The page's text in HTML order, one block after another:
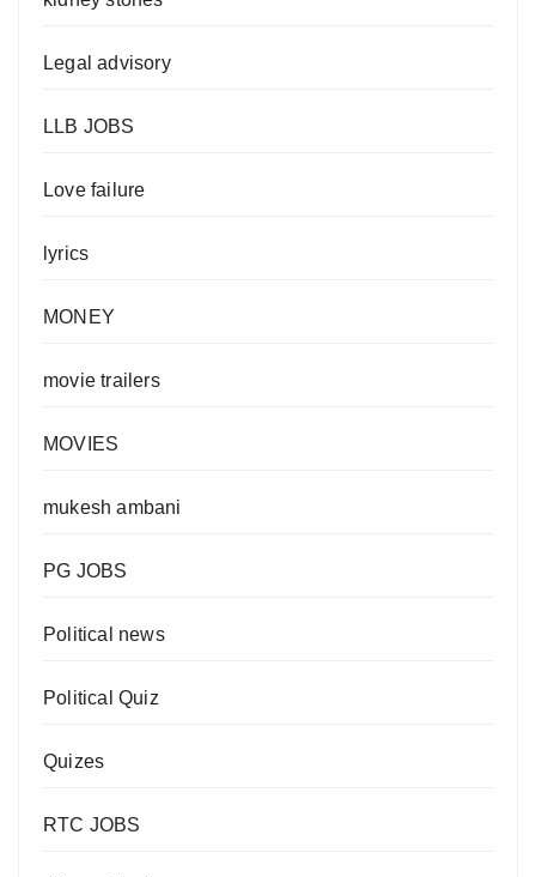
Legal advisory
LLB JOBS
Love failure
lyrics
MONEY
movie trailers
MOVIES
mukesh ambani
PG JOBS
Political news
Political Quiz
Quizes
RTC JOBS